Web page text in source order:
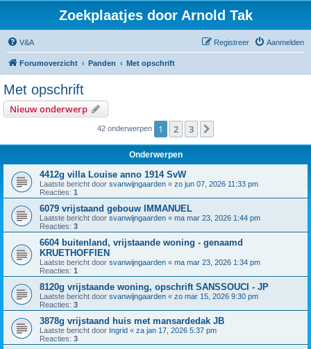
Zoekplaatjes door Arnold Tak
V&A Aanmelden
Registreer
Forumoverzicht Panden Met opschrift
Met opschrift
Nieuw onderwerp
42 onderwerpen 1 2 3
Onderwerpen
4412g villa Louise anno 1914 SvW
Laatste bericht door svanwijngaarden « zo jun 07, 2026 11:33 pm
Reacties: 1
6079 vrijstaand gebouw IMMANUEL
Laatste bericht door svanwijngaarden « ma mar 23, 2026 1:44 pm
Reacties: 3
6604 buitenland, vrijstaande woning - genaamd
KRUETHOFFIEN
Laatste bericht door svanwijngaarden « ma mar 23, 2026 1:34 pm
Reacties: 1
8120g vrijstaande woning, opschrift SANSSOUCI - JP
Laatste bericht door svanwijngaarden « zo mar 15, 2026 9:30 pm
Reacties: 3
3878g vrijstaand huis met mansardedak JB
Laatste bericht door Ingrid « za jan 17, 2026 5:37 pm
Reacties: 3